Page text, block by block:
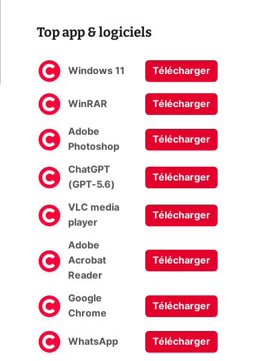
Top app & logiciels
Windows 11 Télécharger
WinRAR Télécharger
Adobe
Photoshop
Télécharger
ChatGPT
(GPT-5.6)
Télécharger
VLC media
player
Télécharger
Adobe
Acrobat
Reader
Télécharger
Google
Chrome
Télécharger
WhatsApp Télécharger